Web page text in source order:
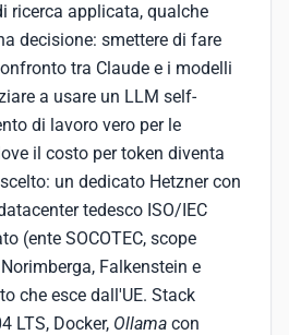
ricerca applicata, qualche
decisione: smettere di fare
tra Claude e i modelli
a usare un LLM self-
di lavoro vero per le
il costo per token diventa
un dedicato Hetzner con
tedesco ISO/IEC
(ente SOCOTEC, scope
Falkenstein e
che esce dall'UE. Stack
LTS, Docker, Ollama con